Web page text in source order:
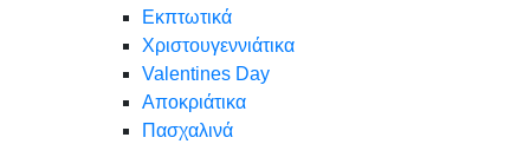
Εκπτωτικά
Χριστουγεννιάτικα
Valentines Day
Αποκριάτικα
Πασχαλινά